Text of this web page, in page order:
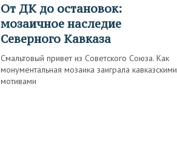
От ДК до остановок:
мозаичное наследие
Северного Кавказа
Смальтовый привет из Советского Союза. Как
монументальная мозаика заиграла кавказскими
мотивами